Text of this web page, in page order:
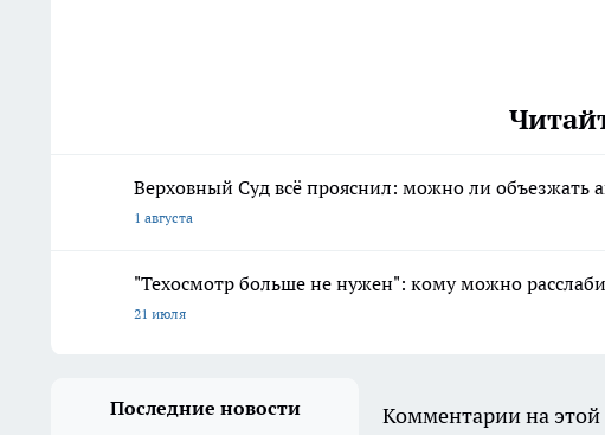
Верховный Суд всё прояснил: можно ли объезжать
1 августа
"Техосмотр больше не нужен": кому можно
21 июля
Последние новости Комментарии на